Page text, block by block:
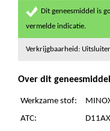
Dit geneesmiddel is
vermelde indicatie.
Verkrijgbaarheid:
Over dit geneesmiddel
Werkzame stof:
ATC: